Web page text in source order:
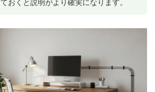
おくと説明がより確実になります。